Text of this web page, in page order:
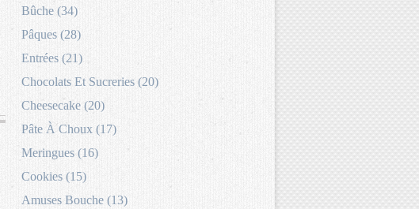
Bûche (34)
Pâques (28)
Entrées (21)
Chocolats Et Sucreries (20)
Cheesecake (20)
Pâte À Choux (17)
Meringues (16)
Cookies (15)
Amuses Bouche (13)